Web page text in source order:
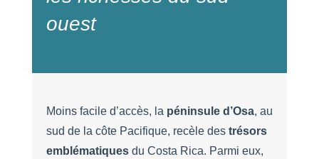
ouest
Moins facile d’accès, la péninsule d’Osa, au
sud de la côte Pacifique, recèle des trésors
emblématiquesdu Costa Rica. Parmi eux,